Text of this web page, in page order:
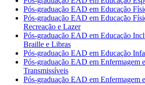
Pós-graduação EAD em Educação
Pós-graduação EAD em Educação
Recreação e Lazer
Pós-graduação EAD em Educação
Braille e Libras
Pós-graduação EAD em Educação
Pós-graduação EAD em Enfermagem
Transmissíveis
Pós-graduação EAD em Enfermagem